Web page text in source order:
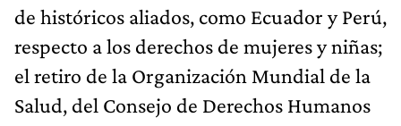
de históricos aliados, como Ecuador y Perú,
respecto a los derechos de mujeres y niñas;
el retiro de la Organización Mundial de la
Salud, del Consejo de Derechos Humanos